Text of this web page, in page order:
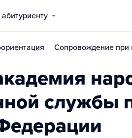
абитуриенту
Сопровождение при
службы